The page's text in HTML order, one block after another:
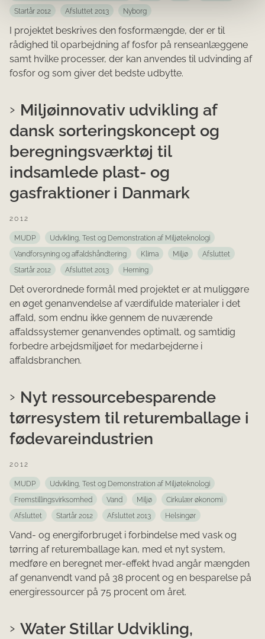
Startår 2012
Afsluttet 2013 Nyborg
I projektet beskrives den fosformængde, der er til
rådighed til oparbejdning af fosfor på renseanlæggene
samt hvilke processer, der kan anvendes til udvinding af
fosfor og som giver det bedste udbytte.
Miljøinnovativ udvikling af
dansk sorteringskoncept og
beregningsværktøj til
indsamlede plast- og
gasfraktioner i Danmark
2012
MUDP
Udvikling, Test og Demonstration af Miljøteknologi
Vandforsyning og affaldshåndtering
Klima Miljø
Afsluttet
Startår 2012
Afsluttet 2013 Herning
Det overordnede formål med projektet er at muliggøre
en øget genanvendelse af værdifulde materialer i det
affald, som endnu ikke gennem de nuværende
affaldssystemer genanvendes optimalt, og samtidig
forbedre arbejdsmiljøet for medarbejderne i
affaldsbranchen.
Nyt ressourcebesparende
tørresystem til returemballage i
fødevareindustrien
2012
MUDP
Udvikling, Test og Demonstration af Miljøteknologi
Fremstillingsvirksomhed
Vand Miljø
Cirkulær økonomi
Afsluttet
Startår 2012 Afsluttet 2013 Helsingør
Vand- og energiforbruget i forbindelse med vask og
tørring af returemballage kan, med et nyt system,
medføre en beregnet mer-effekt hvad angår mængden
af genanvendt vand på 38 procent og en besparelse på
energiressourcer på 75 procent om året.
Water Stillar Udvikling,